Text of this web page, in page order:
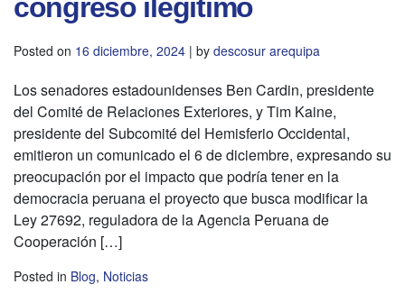
congreso ilegítimo
Posted on 16 diciembre, 2024 | by descosur arequipa
Los senadores estadounidenses Ben Cardin, presidente
del Comité de Relaciones Exteriores, y Tim Kaine,
presidente del Subcomité del Hemisferio Occidental,
emitieron un comunicado el 6 de diciembre, expresando su
preocupación por el impacto que podría tener en la
democracia peruana el proyecto que busca modificar la
Ley 27692, reguladora de la Agencia Peruana de
Cooperación […]
Posted in Blog, Noticias